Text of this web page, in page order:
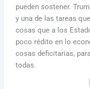
pueden sostener.
y una de las tareas
cosas que a los
poco rédito en lo
cosas deficitarias,
todas.